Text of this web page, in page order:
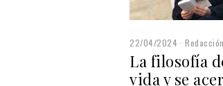
22/04/2024 Redacción
La filosofía
vida y se